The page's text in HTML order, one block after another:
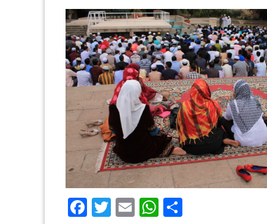
Facebook
TwitterEmailWhatsApp